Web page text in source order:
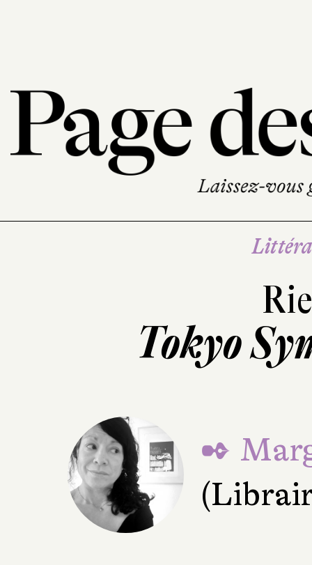
Tokyo
✒